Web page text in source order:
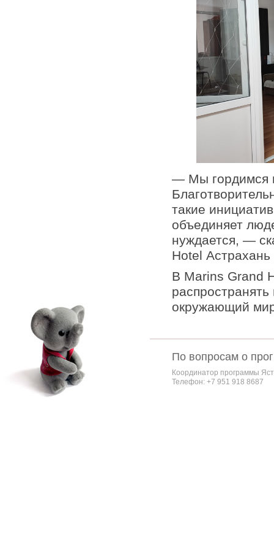
— Мы гордимся
такие
объединяет
нуждается, —
Hotel
В Marins Grand
окружающий
По вопросам о
Координатор программы
Телефон: +7 951 918 8687